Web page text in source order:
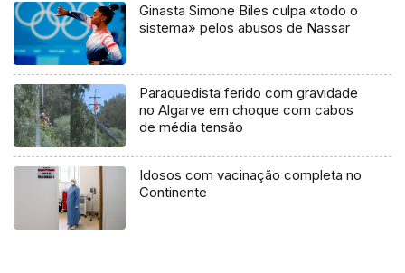
Ginasta Simone Biles culpa «todo o
sistema» pelos abusos de Nassar
Paraquedista ferido com gravidade
no Algarve em choque com cabos
de média tensão
Idosos com vacinação completa no
Continente